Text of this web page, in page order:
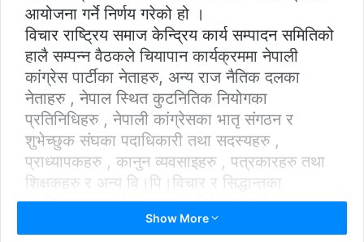
आयोजना गर्ने निर्णय गरेको हो ।
विचार राष्ट्रिय समाज केन्द्रिय कार्य सम्पादन समितिको
हालै सम्पन्न वैठकले चियापान कार्यक्रममा नेपाली
कांग्रेस पार्टीका नेताहरु, अन्य राज नैतिक दलका
नेताहरु , नेपाल स्थित कुटनितिक नियोगका
प्रतिनिधिहरु , नेपाली कांग्रेसका भातृ संगठन र
शुभेच्छुक संघका पदाधिकारी तथा सदस्यहरु ,
प्राध्यापकहरु , कानुन व्यवसाइहरु , पत्रकारहरु तथा
शिक्षकहरु र अन्य वि।पि।विचार र सिद्धान्तका
शुभचिन्तकहरुलाई आमन्त्रण गरिने जनाएको छ ।
समाजको वैठकले समाजको प्राज्ञ समुहले उहाहरुलाई
Show More